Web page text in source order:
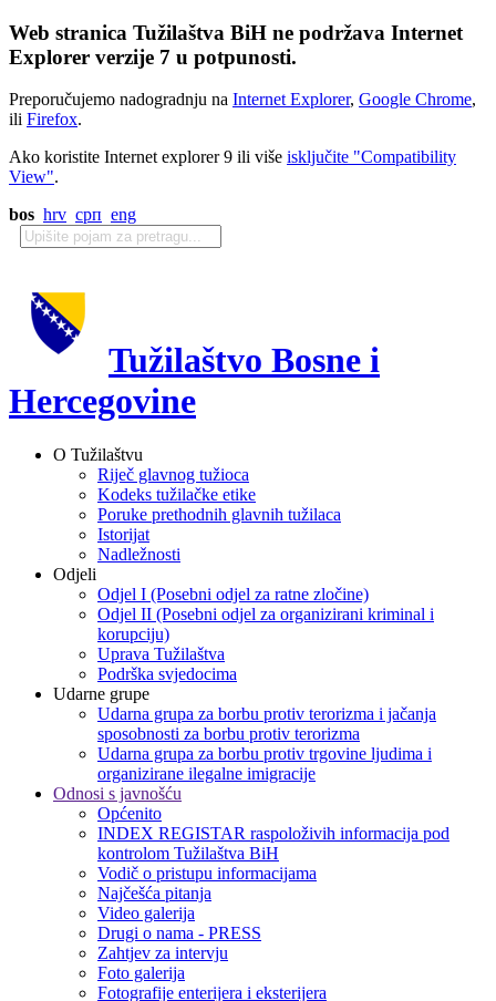
Web stranica Tužilaštva BiH ne podržava Internet
Explorer verzije 7 u potpunosti.
Preporučujemo nadogradnju na Internet Explorer, Google Chrome,
ili Firefox.
Ako koristite Internet explorer 9 ili više isključite "Compatibility
View".
bos hrv срп eng
Tužilaštvo Bosne i
Hercegovine
O Tužilaštvu
Riječ glavnog tužioca
Kodeks tužilačke etike
Poruke prethodnih glavnih tužilaca
Istorijat
Nadležnosti
Odjeli
Odjel I (Posebni odjel za ratne zločine)
Odjel II (Posebni odjel za organizirani kriminal i
korupciju)
Uprava Tužilaštva
Podrška svjedocima
Udarne grupe
Udarna grupa za borbu protiv terorizma i jačanja
sposobnosti za borbu protiv terorizma
Udarna grupa za borbu protiv trgovine ljudima i
organizirane ilegalne imigracije
Odnosi s javnošću
Općenito
INDEX REGISTAR raspoloživih informacija pod
kontrolom Tužilaštva BiH
Vodič o pristupu informacijama
Najčešća pitanja
Video galerija
Drugi o nama - PRESS
Zahtjev za intervju
Foto galerija
Fotografije enterijera i eksterijera